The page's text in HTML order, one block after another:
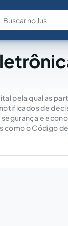
Fale
pela qual as
de
e
o Código de